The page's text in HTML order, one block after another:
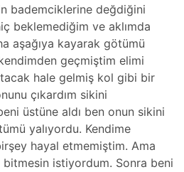
bademciklerine değdiğini
beklemediğim ve aklımda
aşağıya kayarak götümü
geçmiştim elimi
hale gelmiş kol gibi bir
çıkardım sikini
üstüne aldı ben onun sikini
yalıyordu. Kendime
hayal etmemiştim. Ama
istiyordum. Sonra beni